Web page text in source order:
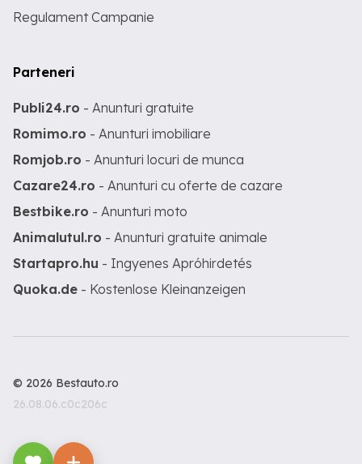
Regulament Campanie
Parteneri
Publi24.ro - Anunturi gratuite
Romimo.ro - Anunturi imobiliare
Romjob.ro - Anunturi locuri de munca
Cazare24.ro - Anunturi cu oferte de cazare
Bestbike.ro - Anunturi moto
Animalutul.ro - Anunturi gratuite animale
Startapro.hu - Ingyenes Apróhirdetés
Quoka.de - Kostenlose Kleinanzeigen
© 2026 Bestauto.ro
26.08.06.c0c206c